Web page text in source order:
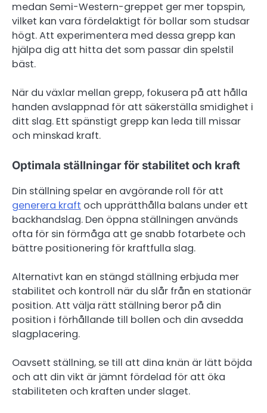
medan Semi-Western-greppet ger mer topspin,
vilket kan vara fördelaktigt för bollar som studsar
högt. Att experimentera med dessa grepp kan
hjälpa dig att hitta det som passar din spelstil
bäst.
När du växlar mellan grepp, fokusera på att hålla
handen avslappnad för att säkerställa smidighet i
ditt slag. Ett spänstigt grepp kan leda till missar
och minskad kraft.
Optimala ställningar för stabilitet och kraft
Din ställning spelar en avgörande roll för att
generera kraft och upprätthålla balans under ett
backhandslag. Den öppna ställningen används
ofta för sin förmåga att ge snabb fotarbete och
bättre positionering för kraftfulla slag.
Alternativt kan en stängd ställning erbjuda mer
stabilitet och kontroll när du slår från en stationär
position. Att välja rätt ställning beror på din
position i förhållande till bollen och din avsedda
slagplacering.
Oavsett ställning, se till att dina knän är lätt böjda
och att din vikt är jämnt fördelad för att öka
stabiliteten och kraften under slaget.